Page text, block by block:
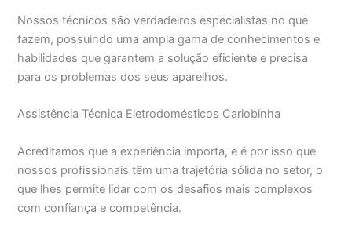
Nossos técnicos são verdadeiros especialistas no que
fazem, possuindo uma ampla gama de conhecimentos e
habilidades que garantem a solução eficiente e precisa
para os problemas dos seus aparelhos.
Assistência Técnica Eletrodomésticos Cariobinha
Acreditamos que a experiência importa, e é por isso que
nossos profissionais têm uma trajetória sólida no setor, o
que lhes permite lidar com os desafios mais complexos
com confiança e competência.